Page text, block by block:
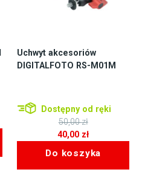
Uchwyt akcesoriów
DIGITALFOTO RS-M01M
Dostępny od ręki
50,00zł
wynosiła:
50,00 zł.
40,00 zł
wynosi:
Do koszyka